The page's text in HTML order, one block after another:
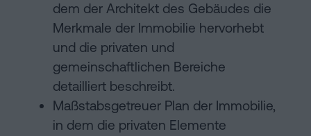
dem der Architekt des Gebäudes die
Merkmale der Immobilie hervorhebt
und die privaten und
gemeinschaftlichen Bereiche
detailliert beschreibt.
Maßstabsgetreuer Plan der Immobilie,
in dem die privaten Elemente